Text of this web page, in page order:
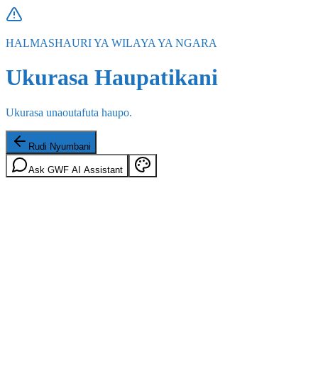
HALMASHAURI YA WILAYA YA NGARA
Ukurasa Haupatikani
Ukurasa unaoutafuta haupo.
Rudi Nyumbani
Ask GWF AI Assistant